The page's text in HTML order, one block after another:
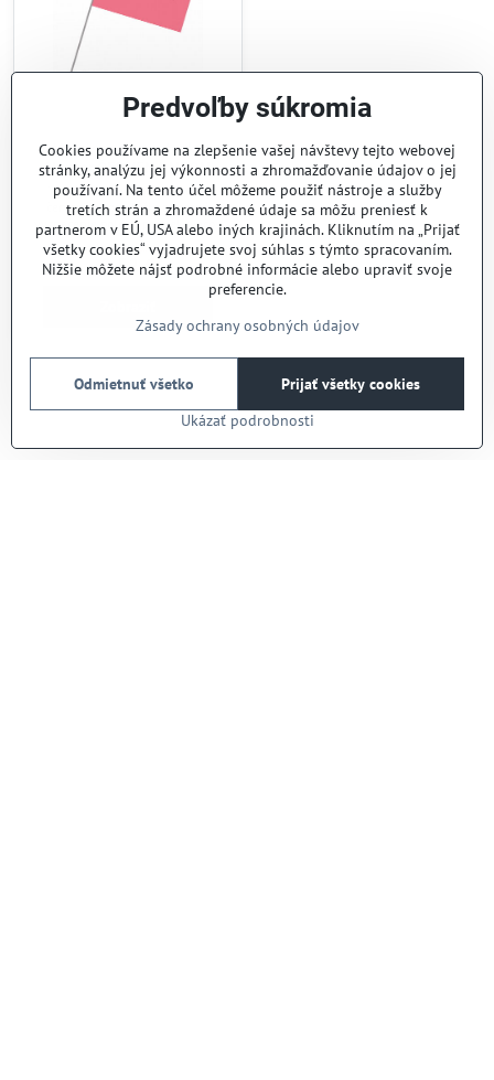
Vytyčovacia zástavka
Hunter ČERVENÁ NEON
Vytyčovacia zástavka Hunter
červená neon slúži na presné
vyznačenie polohy postrekovačov
pri montáži závlahových systémov
a pri vertikutácii trávnika. Má
viditeľnú vlajku 120 x 100 mm a
520 mm dlhý drôt pre jednoduché
materiál zaručuje dlhú životnosť.
Ideálna pre záhradkárov aj
profesionálov.
Vypredané
0,52 €
Nie sú žiadne ďalšie produkty.
1 2
Predvoľby súkromia
Cookies používame na zlepšenie vašej návštevy tejto webovej
stránky, analýzu jej výkonnosti a zhromažďovanie údajov o jej
používaní. Na tento účel môžeme použiť nástroje a služby
tretích strán a zhromaždené údaje sa môžu preniesť k
partnerom v EÚ, USA alebo iných krajinách. Kliknutím na „Prijať
všetky cookies“ vyjadrujete svoj súhlas s týmto spracovaním.
Nižšie môžete nájsť podrobné informácie alebo upraviť svoje
preferencie.
Zásady ochrany osobných údajov
Ukázať podrobnosti
Prijať všetky cookies
Odmietnuť všetko